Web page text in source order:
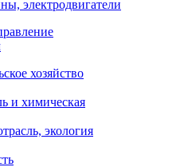
электродвигатели
хозяйство
и химическая
экология